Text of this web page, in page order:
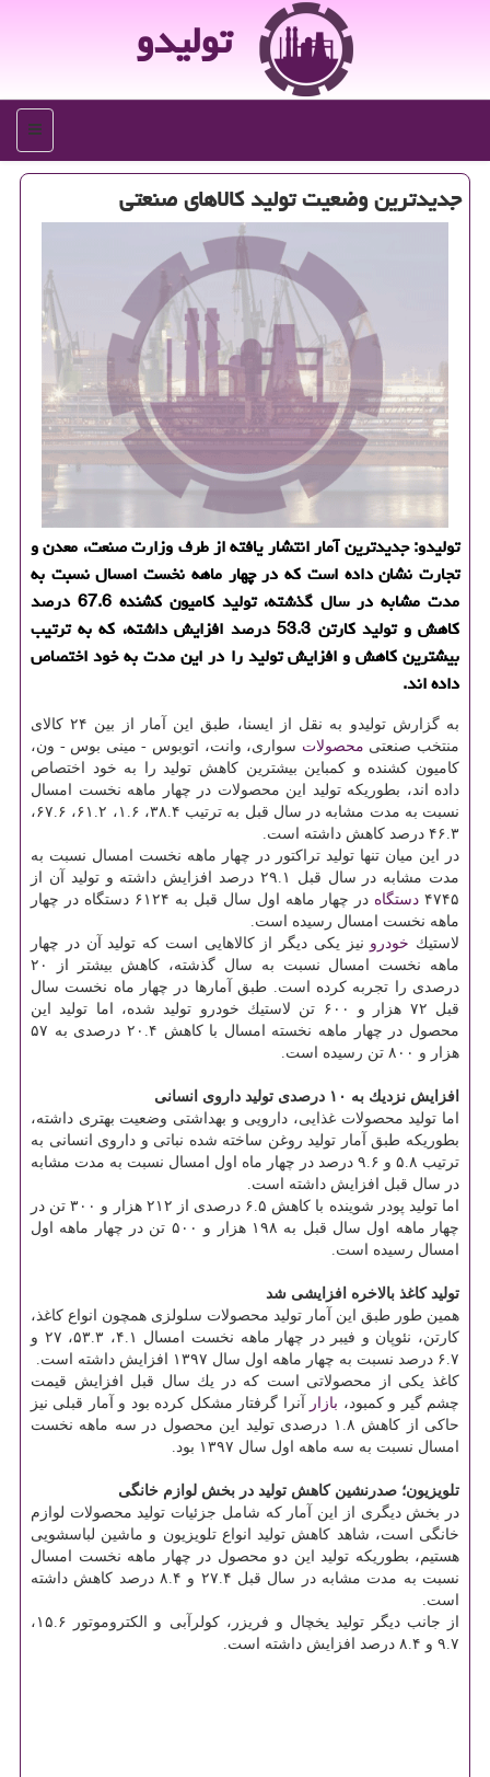
تولیدو
منو
جدیدترین وضعیت تولید كالاهای صنعتی
تولیدو: جدیدترین آمار انتشار یافته از طرف وزارت صنعت، معدن و
تجارت نشان داده است كه در چهار ماهه نخست امسال نسبت به
مدت مشابه در سال گذشته، تولید كامیون كشنده 67.6 درصد
كاهش و تولید كارتن 53.3 درصد افزایش داشته، كه به ترتیب
بیشترین كاهش و افزایش تولید را در این مدت به خود اختصاص
داده اند.
به گزارش تولیدو به نقل از ایسنا، طبق این آمار از بین ۲۴ كالای
منتخب صنعتی محصولات سواری، وانت، اتوبوس - مینی بوس - ون،
كامیون كشنده و كمباین بیشترین كاهش تولید را به خود اختصاص
داده اند، بطوریكه تولید این محصولات در چهار ماهه نخست امسال
نسبت به مدت مشابه در سال قبل به ترتیب ۳۸.۴، ۱.۶، ۶۱.۲، ۶۷.۶،
۴۶.۳ درصد كاهش داشته است.
در این میان تنها تولید تراكتور در چهار ماهه نخست امسال نسبت به
مدت مشابه در سال قبل ۲۹.۱ درصد افزایش داشته و تولید آن از
۴۷۴۵ دستگاه
در چهار ماهه اول سال قبل به ۶۱۲۴ دستگاه در چهار
ماهه نخست امسال رسیده است.
لاستیك خودرو نیز یكی دیگر از كالاهایی است كه تولید آن در چهار
ماهه نخست امسال نسبت به سال گذشته، كاهش بیشتر از ۲۰
درصدی را تجربه كرده است. طبق آمارها در چهار ماه نخست سال
قبل ۷۲ هزار و ۶۰۰ تن لاستیك خودرو تولید شده، اما تولید این
محصول در چهار ماهه نخسته امسال با كاهش ۲۰.۴ درصدی به ۵۷
هزار و ۸۰۰ تن رسیده است.
افزایش نزدیك به ۱۰ درصدی تولید داروی انسانی
اما تولید محصولات غذایی، دارویی و بهداشتی وضعیت بهتری داشته،
بطوریكه طبق آمار تولید روغن ساخته شده نباتی و داروی انسانی به
ترتیب ۵.۸ و ۹.۶ درصد در چهار ماه اول امسال نسبت به مدت مشابه
در سال قبل افزایش داشته است.
اما تولید پودر شوینده با كاهش ۶.۵ درصدی از ۲۱۲ هزار و ۳۰۰ تن در
چهار ماهه اول سال قبل به ۱۹۸ هزار و ۵۰۰ تن در چهار ماهه اول
امسال رسیده است.
تولید كاغذ بالاخره افزایشی شد
همین طور طبق این آمار تولید محصولات سلولزی همچون انواع كاغذ،
كارتن، نئوپان و فیبر در چهار ماهه نخست امسال ۴.۱، ۵۳.۳، ۲۷ و
۶.۷ درصد نسبت به چهار ماهه اول سال ۱۳۹۷ افزایش داشته است.
كاغذ یكی از محصولاتی است كه در یك سال قبل افزایش قیمت
چشم گیر و كمبود، بازار
آنرا گرفتار مشكل كرده بود و آمار قبلی نیز
حاكی از كاهش ۱.۸ درصدی تولید این محصول در سه ماهه نخست
امسال نسبت به سه ماهه اول سال ۱۳۹۷ بود.
تلویزیون؛ صدرنشین كاهش تولید در بخش لوازم خانگی
در بخش دیگری از این آمار كه شامل جزئیات تولید محصولات لوازم
خانگی است، شاهد كاهش تولید انواع تلویزیون و ماشین لباسشویی
هستیم، بطوریكه تولید این دو محصول در چهار ماهه نخست امسال
نسبت به مدت مشابه در سال قبل ۲۷.۴ و ۸.۴ درصد كاهش داشته
است.
از جانب دیگر تولید یخچال و فریزر، كولرآبی و الكتروموتور ۱۵.۶،
۹.۷ و ۸.۴ درصد افزایش داشته است.